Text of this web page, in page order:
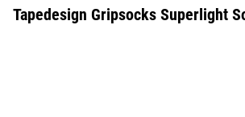
Tapedesign Gripsocks Superlight